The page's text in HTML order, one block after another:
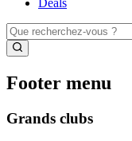
Footer menu
Grands clubs